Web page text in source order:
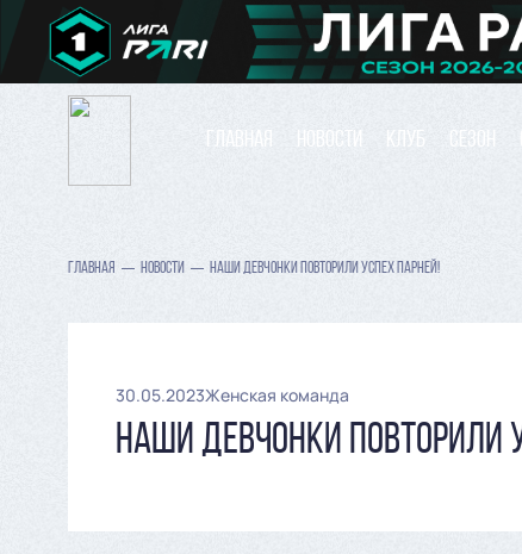
ГЛАВНАЯ НОВОСТИ КЛУБ СЕЗОН
ГЛАВНАЯ НОВОСТИ НАШИ ДЕВЧОНКИ ПОВТОРИЛИ УСПЕХ ПАРНЕЙ!
30.05.2023Женская команда
НАШИ ДЕВЧОНКИ ПОВТОРИЛИ